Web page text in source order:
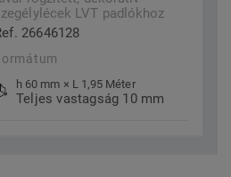
LVT padlókhoz
26646128
h 60 mm × L 1,95 Méter
Teljes vastagság 10 mm